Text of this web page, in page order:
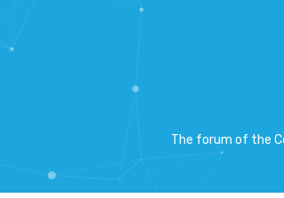
The forum of the